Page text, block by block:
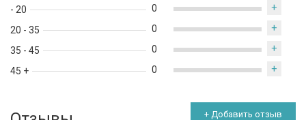
- 20
20 - 35
35 - 45
45 +
0 +
0 +
0 +
0 +
+ Добавить отзыв